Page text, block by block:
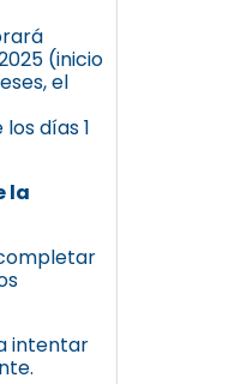
(inicio
el
días 1
la
intentar